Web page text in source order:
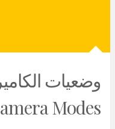
وضعيات
Modes